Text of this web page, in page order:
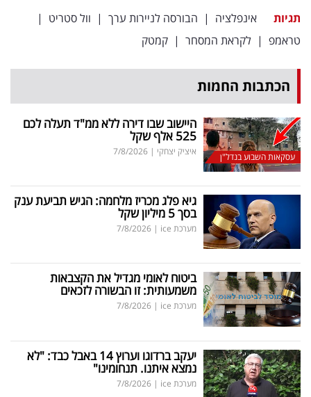
תגיות אינפלציה | הבורסה לניירות ערך | וול סטריט |
טראמפ | לקראת המסחר | קמטק
הכתבות החמות
עסקאות השבוע בנדל"ן
היישוב שבו דירה ללא ממ"ד תעלה לכם
525 אלף שקל
איציק יצחקי |
7/8/2026
גיא פלג מכריז מלחמה: הגיש תביעת ענק
בסך 5 מיליון שקל
מערכת ice |
7/8/2026
ביטוח לאומי מגדיל את הקצבאות
משמעותית: זו הבשורה לזכאים
מערכת ice |
7/8/2026
יעקב ברדוגו וערוץ 14 באבל כבד: "לא
נמצא איתנו. תנחומינו"
מערכת ice |
7/8/2026